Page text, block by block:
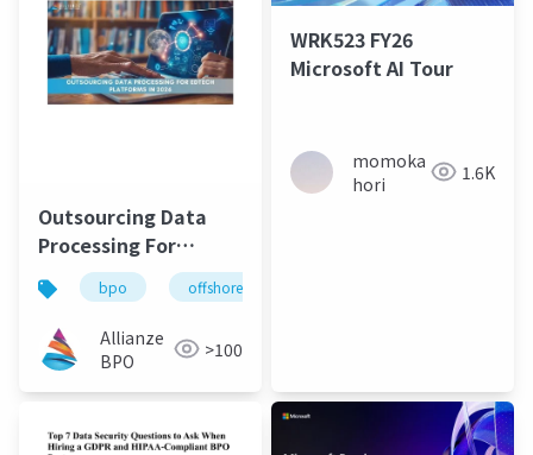
Outsourcing Data
Processing For
EdTech Platforms In
2026
bpo offshore
Allianze
BPO
>100
WRK523 FY26
Microsoft AI Tour
momoka
hori
1.6K